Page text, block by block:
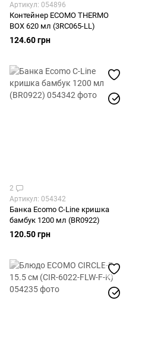
Артикул: 054896
Контейнер ECOMO THERMO
BOX 620 мл (3RC065-LL)
124.60 грн
2
Артикул: 054342
Банка Ecomo C-Line кришка
бамбук 1200 мл (BR0922)
120.50 грн